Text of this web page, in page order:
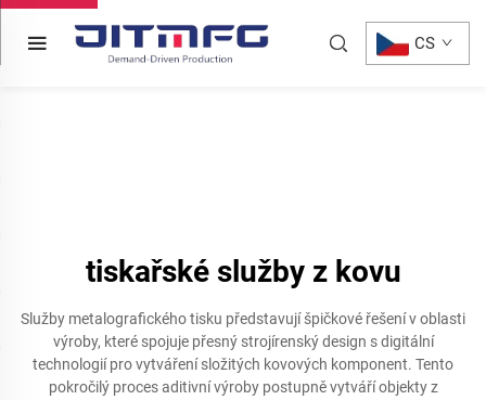
CS
tiskařské služby z kovu
Služby metalografického tisku představují špičkové řešení v oblasti
výroby, které spojuje přesný strojírenský design s digitální
technologií pro vytváření složitých kovových komponent. Tento
pokročilý proces aditivní výroby postupně vytváří objekty z